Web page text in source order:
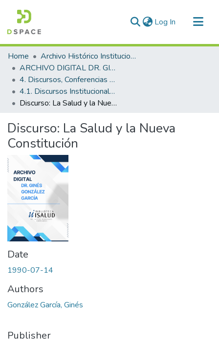
Log In (current)
Communities & Collections
All of DSpace
Statistics
Home
Archivo Histórico Institucional
ARCHIVO DIGITAL DR. GINÉS GONZÁLEZ GARCÍA
4. Discursos, Conferencias y Presentaciones
4.1. Discursos Institucionales
Discurso: La Salud y la Nueva Constitución
Discurso: La Salud y la Nueva
Constitución
Date
1990-07-14
Authors
González García, Ginés
Publisher